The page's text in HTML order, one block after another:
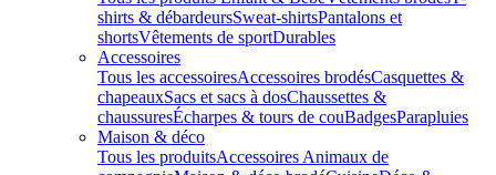
shirts & débardeursSweat-shirtsPantalons et
shortsVêtements de sportDurables
Accessoires
Tous les accessoiresAccessoires brodésCasquettes &
chapeauxSacs et sacs à dosChaussettes &
chaussuresÉcharpes & tours de couBadgesParapluies
Maison & déco
Tous les produitsAccessoires Animaux de